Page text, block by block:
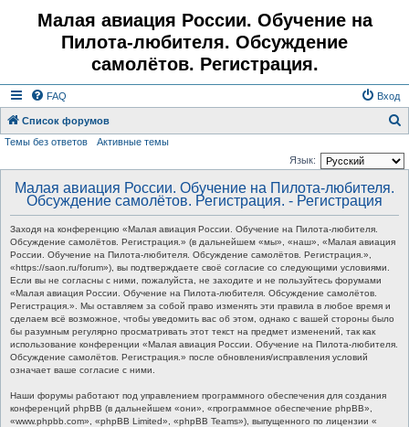
Малая авиация России. Обучение на
Пилота-любителя. Обсуждение
самолётов. Регистрация.
FAQ Вход
Список форумов
Темы без ответов
Активные темы
Язык:
Малая авиация России. Обучение на Пилота-любителя.
Обсуждение самолётов. Регистрация. - Регистрация
Заходя на конференцию «Малая авиация России. Обучение на Пилота-любителя.
Обсуждение самолётов. Регистрация.» (в дальнейшем «мы», «наш», «Малая авиация
России. Обучение на Пилота-любителя. Обсуждение самолётов. Регистрация.»,
«https://saon.ru/forum»), вы подтверждаете своё согласие со следующими условиями.
Если вы не согласны с ними, пожалуйста, не заходите и не пользуйтесь форумами
«Малая авиация России. Обучение на Пилота-любителя. Обсуждение самолётов.
Регистрация.». Мы оставляем за собой право изменять эти правила в любое время и
сделаем всё возможное, чтобы уведомить вас об этом, однако с вашей стороны было
бы разумным регулярно просматривать этот текст на предмет изменений, так как
использование конференции «Малая авиация России. Обучение на Пилота-любителя.
Обсуждение самолётов. Регистрация.» после обновления/исправления условий
означает ваше согласие с ними.
Наши форумы работают под управлением программного обеспечения для создания
конференций phpBB (в дальнейшем «они», «программное обеспечение phpBB»,
«www.phpbb.com», «phpBB Limited», «phpBB Teams»), выпущенного по лицензии «